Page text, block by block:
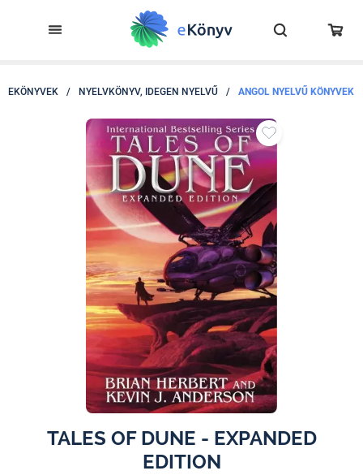
EKÖNYVEK / NYELVKÖNYV, IDEGEN NYELVŰ / ANGOL NYELVŰ KÖNYVEK
TALES OF DUNE - EXPANDED
EDITION